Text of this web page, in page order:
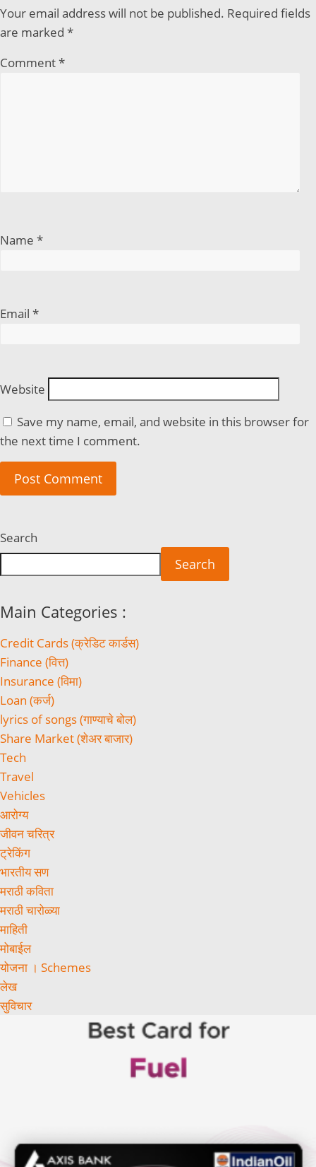
Your email address will not be published. Required fields
are marked *
Comment*
Name *
Email *
Website
Save my name, email, and website in this browser for
the next time I comment.
Search
Search
Main Categories :
Credit Cards (क्रेडिट कार्डस)
Finance (वित्त)
Insurance (विमा)
Loan (कर्ज)
lyrics of songs (गाण्याचे बोल)
Share Market (शेअर बाजार)
Tech
Travel
Vehicles
आरोग्य
जीवन चरित्र
ट्रेकिंग
भारतीय सण
मराठी कविता
मराठी चारोळ्या
माहिती
मोबाईल
योजना । Schemes
लेख
सुविचार